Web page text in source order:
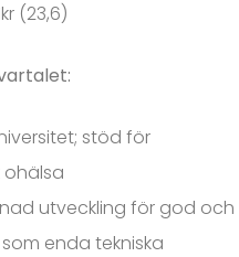
(23,6)
stöd för
ohälsa
utveckling för god och
enda tekniska